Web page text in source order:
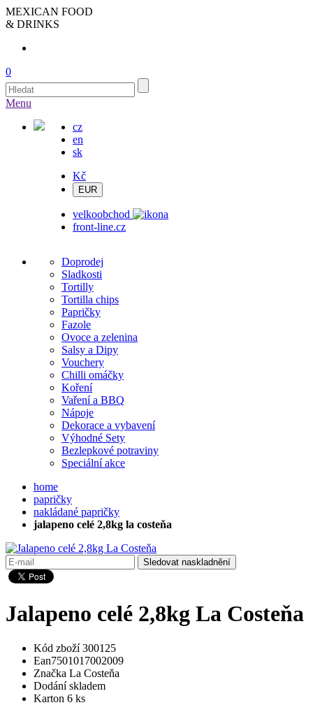
MEXICAN FOOD
& DRINKS
0
Menu
cz
en
sk
Kč
velkoobchod
front-line.cz
Doprodej
Sladkosti
Tortilly
Tortilla chips
Papričky
Fazole
Ovoce a zelenina
Salsy a Dipy
Vouchery
Chilli omáčky
Koření
Vaření a BBQ
Nápoje
Dekorace a vybavení
Výhodné Sety
Bezlepkové potraviny
Speciální akce
home
papričky
nakládané papričky
jalapeno celé 2,8kg la costeňa
Sledovat naskladnění
Jalapeno celé 2,8kg La Costeňa
Kód zboží300125
Ean7501017002009
Značka La Costeňa
Dodánískladem
Karton 6 ks